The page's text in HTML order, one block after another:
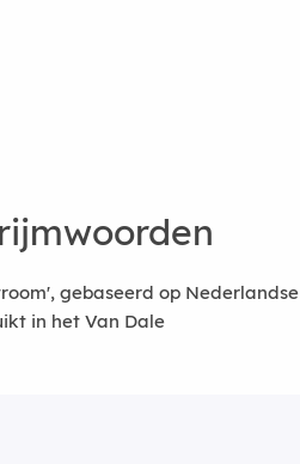
gebaseerd op Nederlandse
in het Van Dale